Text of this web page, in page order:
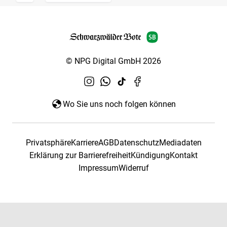
© NPG Digital GmbH 2026
Wo Sie uns noch folgen können
PrivatsphäreKarriereAGBDatenschutzMediadaten
Erklärung zur BarrierefreiheitKündigungKontakt
ImpressumWiderruf